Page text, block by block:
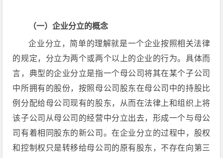
（一）企业分立的概念
企业分立，简单的理解就是一个企业按照相关法律
的规定，分立为两个或两个以上的企业的行为。具体而
言，典型的企业分立是指一个母公司将其在某个子公司
中所拥有的股份，按照母公司股东在母公司中的持股比
例分配给母公司现有的股东，从而在法律上和组织上将
该子公司从母公司的经营中分立出去，形成一个与母公
司有着相同股东的新公司。在企业分立的过程中，股权
和控制权只是转移给母公司的原有股东，不存在向第三